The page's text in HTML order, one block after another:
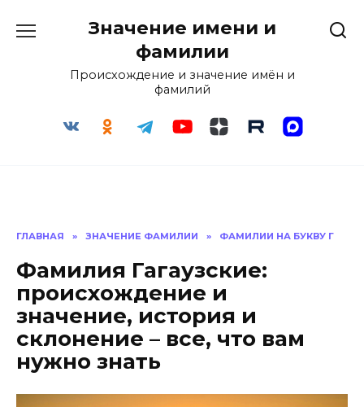
Значение имени и
фамилии
Происхождение и значение имён и
фамилий
ГЛАВНАЯ » ЗНАЧЕНИЕ ФАМИЛИИ » ФАМИЛИИ НА БУКВУ Г
Фамилия Гагаузские:
происхождение и
значение, история и
склонение – все, что вам
нужно знать